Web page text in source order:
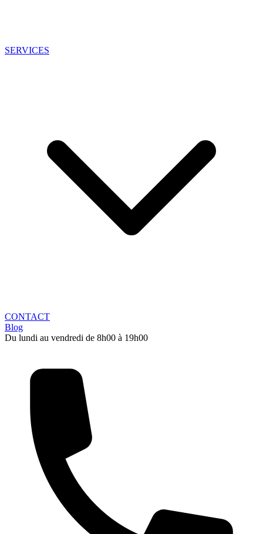
SERVICES
CONTACT
Blog
Du lundi au vendredi de 8h00 à 19h00